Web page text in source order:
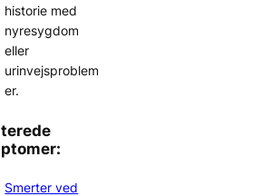
historie med
nyresygdom
eller
urinvejsproblem
er.
Smerter ved